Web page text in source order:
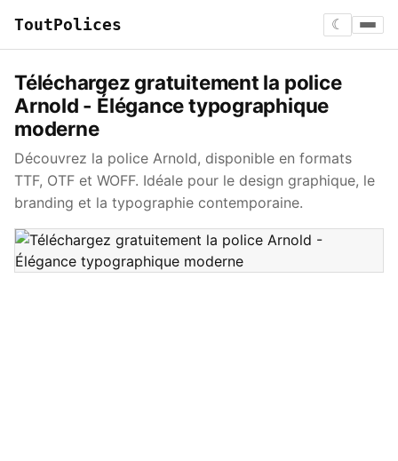
ToutPolices ☾
Téléchargez gratuitement la police
Arnold - Élégance typographique
moderne
Découvrez la police Arnold, disponible en formats
TTF, OTF et WOFF. Idéale pour le design graphique, le
branding et la typographie contemporaine.